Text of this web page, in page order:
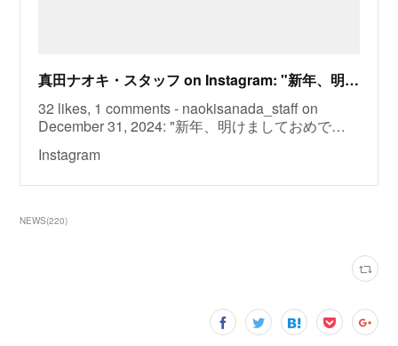
真田ナオキ・スタッフ on Instagram: "新年、明けましておめでとうございます。 本年もよろしくお願い致します。 #真田ナオキ"
32 likes, 1 comments - naokisanada_staff on
December 31, 2024: "新年、明けましておめで…
Instagram
NEWS(220)